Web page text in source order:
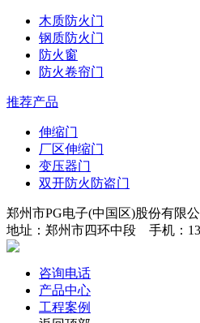
木质防火门
钢质防火门
防火窗
防火卷帘门
推荐产品
伸缩门
厂区伸缩门
变压器门
双开防火防盗门
郑州市PG电子(中国区)股份有限
地址：郑州市四环中段 手机：
咨询电话
产品中心
工程案例